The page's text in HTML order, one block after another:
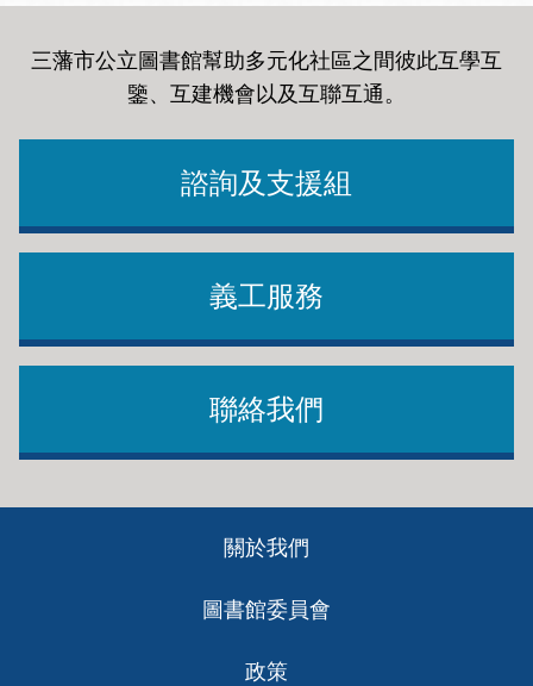
三藩市公立圖書館幫助多元化社區之間彼此互學互
鑒、互建機會以及互聯互通。
諮詢及支援組
義工服務
聯絡我們
關於我們
圖書館委員會
政策